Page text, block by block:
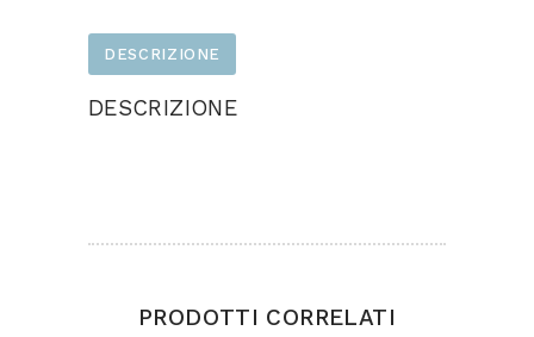
DESCRIZIONE
DESCRIZIONE
PRODOTTI CORRELATI